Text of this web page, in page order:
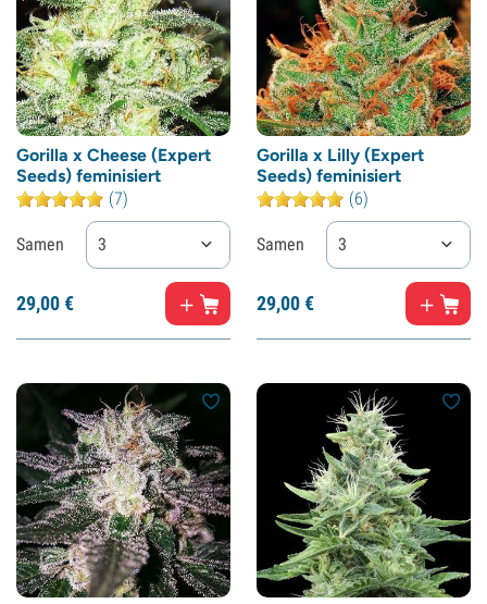
Gorilla x Cheese (Expert
Seeds) feminisiert
(7)
Samen 3
29,00€
Gorilla x Lilly (Expert
Seeds) feminisiert
(6)
Samen 3
29,00€